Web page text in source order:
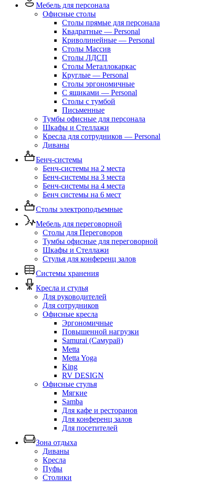
Мебель для персонала
Офисные столы
Столы прямые для персонала
Квадратные — Personal
Криволинейные — Personal
Столы Массив
Столы ЛДСП
Столы Металлокаркас
Круглые — Personal
Столы эргономичные
С ящиками — Personal
Столы с тумбой
Письменные
Тумбы офисные для персонала
Шкафы и Стеллажи
Кресла для сотрудников — Personal
Диваны
Бенч-системы
Бенч-системы на 2 места
Бенч-системы на 3 места
Бенч-системы на 4 места
Бенч системы на 6 мест
Столы электроподъемные
Мебель для переговорной
Столы для Переговоров
Тумбы офисные для переговорной
Шкафы и Стеллажи
Стулья для конференц залов
Системы хранения
Кресла и стулья
Для руководителей
Для сотрудников
Офисные кресла
Эргономичные
Повышенной нагрузки
Samurai (Самурай)
Metta
Metta Yoga
King
RV DESIGN
Офисные стулья
Мягкие
Samba
Для кафе и ресторанов
Для конференц залов
Для посетителей
Зона отдыха
Диваны
Кресла
Пуфы
Столики